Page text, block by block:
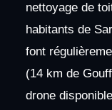
nettoyage de
habitants de
font
(14 km de
drone